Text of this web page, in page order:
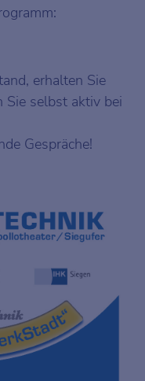
erhalten Sie
Sie selbst aktiv bei
Gespräche!